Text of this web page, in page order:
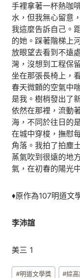
手裡拿著一杯熱咖
水，但我無心留意
我這麼告訴自己。
的她。踩著階梯上
放眼望去看到不遠
灣，沒想到工程保
坐在那張長椅上，
春天微顫的空氣中
是我。樹梢發出了
依然在那裡，流動
海，不同於往日的
在城中穿梭，撫慰
角落。我拍了拍塵
蒸氣吹到很遠的地
氣，在初春的陽光
♦原作為107明道文
李沛諠
美三 1
Post
#明道文學獎 #綜